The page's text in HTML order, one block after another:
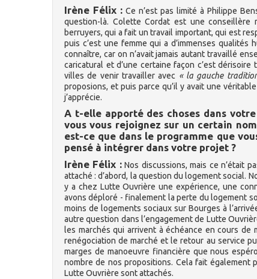
Irène Félix : Ce n’est pas limité à Philippe
question-là. Colette Cordat est une conseillère
berruyers, qui a fait un travail important, qui est
puis c’est une femme qui a d’immenses
connaître, car on n’avait jamais autant travaillé
caricatural et d’une certaine façon c’est
villes de venir travailler avec « la gauche
proposions, et puis parce qu’il y avait une
j’apprécie.
A t-elle apporté des choses dans
vous vous rejoignez sur un certain
est-ce que dans le programme que
pensé à intégrer dans votre projet ?
Irène Félix :Nos discussions, mais ce n’était
attaché : d’abord, la question du logement social.
y a chez Lutte Ouvrière une expérience, une
avons déploré - finalement la perte du logement
moins de logements sociaux sur Bourges à
autre question dans l’engagement de Lutte
les marchés qui arrivent à échéance en cours de
renégociation de marché et le retour au service
marges de manoeuvre financière que nous
nombre de nos propositions. Cela fait également
Lutte Ouvrière sont attachés.